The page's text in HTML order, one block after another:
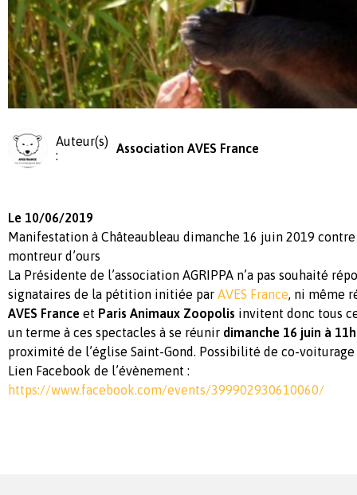
Auteur(s)
:
Association AVES France
Le 10/06/2019
Manifestation à Châteaubleau dimanche 16 juin 2019
montreur d’ours
La Présidente de l’association AGRIPPA n’a pas souhaité
signataires de la pétition initiée par AVES France, ni même
AVES France et Paris Animaux Zoopolis invitent donc tous
un terme à ces spectacles à se réunir dimanche 16 juin à
proximité de l’église Saint-Gond. Possibilité de co-
Lien Facebook de l’évènement :
https://www.facebook.com/events/399902930610060/